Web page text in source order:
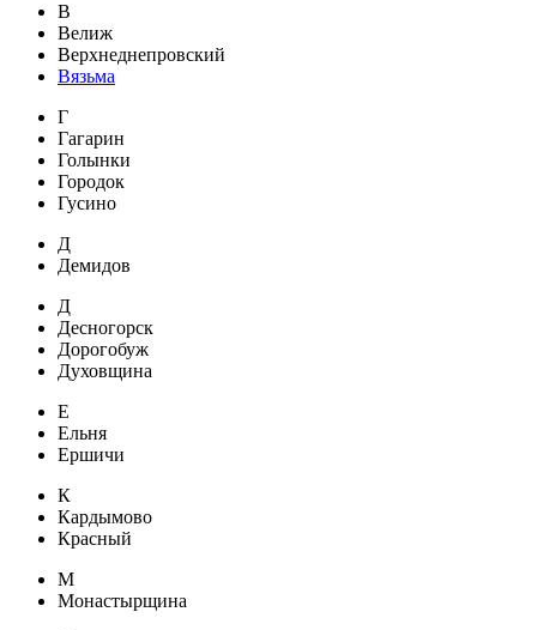
В
Велиж
Верхнеднепровский
Вязьма
Г
Гагарин
Голынки
Городок
Гусино
Д
Демидов
Д
Десногорск
Дорогобуж
Духовщина
Е
Ельня
Ершичи
К
Кардымово
Красный
М
Монастырщина